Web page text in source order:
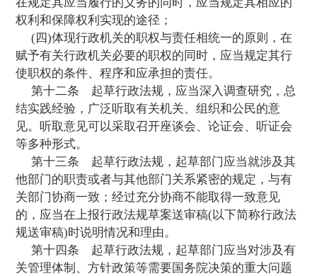
国务院年度立法工作计划在执行中可以根
况予以调整。
第三章 起 草
第十条行政法规由国务院组织起草。国
立法工作计划确定行政法规由国务院的一个
几个部门具体负责起草工作，也可以确定由
制机构起草或者组织起草。
第十一条起草行政法规，除应当遵循立
的立法原则，并符合宪法和法律的规定外，
合下列要求：